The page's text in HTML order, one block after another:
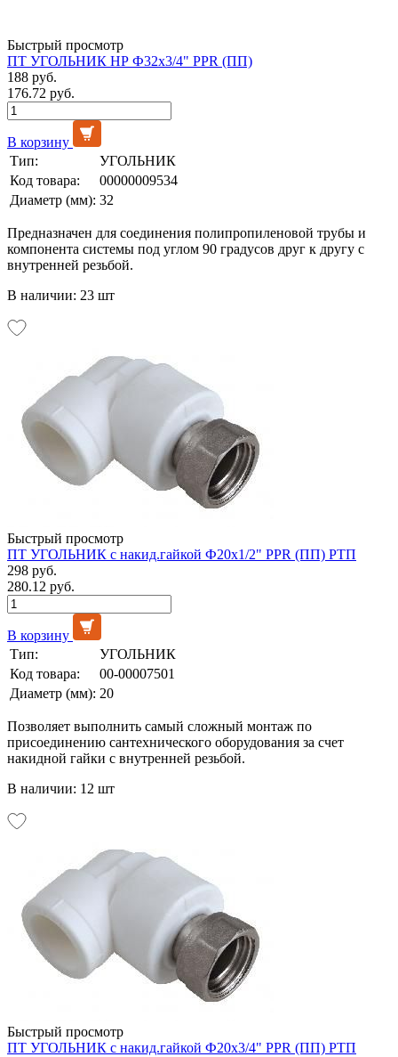
Быстрый просмотр
ПТ УГОЛЬНИК НР Ф32х3/4" PPR (ПП)
188 руб.
176.72 руб.
В корзину
Тип:
УГОЛЬНИК
Код товара:
00000009534
Диаметр (мм): 32
Предназначен для соединения полипропиленовой трубы и
компонента системы под углом 90 градусов друг к другу с
внутренней резьбой.
В наличии: 23 шт
Быстрый просмотр
ПТ УГОЛЬНИК с накид.гайкой Ф20х1/2" PPR (ПП) РТП
298 руб.
280.12 руб.
В корзину
Тип:
УГОЛЬНИК
Код товара:
00-00007501
Диаметр (мм): 20
Позволяет выполнить самый сложный монтаж по
присоединению сантехнического оборудования за счет
накидной гайки с внутренней резьбой.
В наличии: 12 шт
Быстрый просмотр
ПТ УГОЛЬНИК с накид.гайкой Ф20х3/4" PPR (ПП) РТП